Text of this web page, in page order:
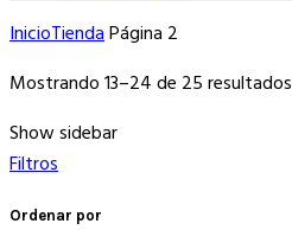
InicioTiendaPágina 2
Mostrando 13–24 de 25 resultados
Show sidebar
Filtros
Ordenar por